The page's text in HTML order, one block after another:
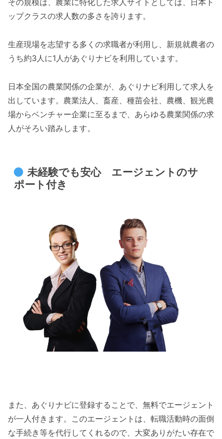
その規模は、農業に特化した求人サイトとしては、日本ト
ップクラスの求人数の多さを誇ります。
生産現場を志望する多くの求職者が利用し、新規就農者の
うち約3人に1人があぐりナビを利用しています。
日本全国の農業関係の企業が、あぐりナビ利用して求人を
出しています。農業法人、畜産、種苗会社、農機、観光農
場からベンチャー企業に至るまで、あらゆる農業関係の求
人がそろい踏みします。
未経験でも安心 エージェントのサ
ポート付き
また、あぐりナビに登録することで、無料でエージェント
が一人付きます。このエージェントは、転職活動時の面倒
な手続き等を代行してくれるので、大変ありがたい存在で